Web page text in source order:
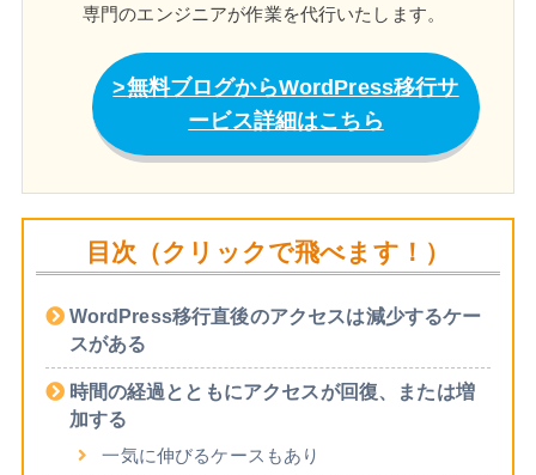
専門のエンジニアが作業を代行いたします。
無料ブログからWordPress移行サ
ービス詳細はこちら
目次（クリックで飛べます！）
WordPress移行直後のアクセスは減少するケー
スがある
時間の経過とともにアクセスが回復、または増
加する
一気に伸びるケースもあり